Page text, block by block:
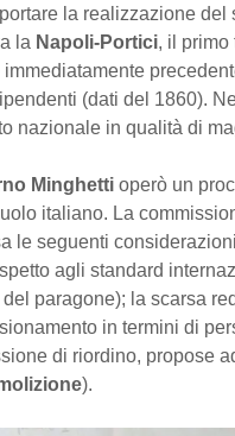
la realizzazione
la Napoli-Portici, il primo
(dati del 1860).
nazionale in qualità di
Minghetti operò un
italiano. La
le seguenti
agli standard
paragone); la scarsa
in termini di
di riordino, propose
).